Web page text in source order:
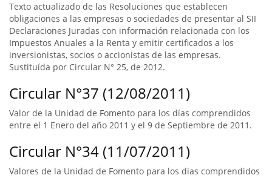
Texto actualizado de las Resoluciones que establecen
obligaciones a las empresas o sociedades de presentar al SII
Declaraciones Juradas con información relacionada con los
Impuestos Anuales a la Renta y emitir certificados a los
inversionistas, socios o accionistas de las empresas.
Sustituída por Circular N° 25, de 2012.
Circular N°37 (12/08/2011)
Valor de la Unidad de Fomento para los días comprendidos
entre el 1 Enero del año 2011 y el 9 de Septiembre de 2011.
Circular N°34 (11/07/2011)
Valores de la Unidad de Fomento para los dias comprendidos